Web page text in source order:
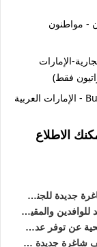
- مواطنون
الإمارات
فقط)
مطلوب مستشار أول - BusinessTaxAdvisory - الإمارات العربية
الاطلاع
التخصصات في الامارات
في الامارات لعام 2026
التخصصات في دبي وأبوظبي
في الامارات